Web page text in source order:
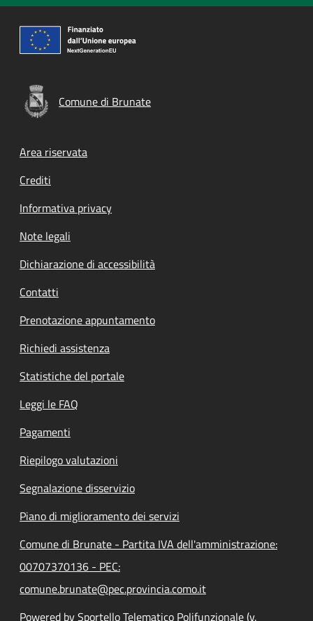
Comune di Brunate
Footer menu
Area riservata
Crediti
Informativa privacy
Note legali
Dichiarazione di accessibilità
Contatti
Prenotazione appuntamento
Richiedi assistenza
Statistiche del portale
Leggi le FAQ
Pagamenti
Riepilogo valutazioni
Segnalazione disservizio
Piano di miglioramento dei servizi
Comune di Brunate - Partita IVA dell'amministrazione:
00707370136 - PEC:
comune.brunate@pec.provincia.como.it
Powered by Sportello Telematico Polifunzionale (v.